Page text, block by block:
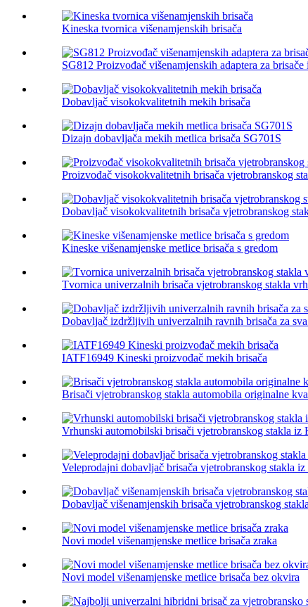
Kineska tvornica višenamjenskih brisača
SG812 Proizvođač višenamjenskih adaptera za
Dobavljač visokokvalitetnih mekih brisača
Dizajn dobavljača mekih metlica brisača SG701S
Proizvođač visokokvalitetnih brisača vjetrobranskog
Dobavljač visokokvalitetnih brisača vjetrobranskog
Kineske višenamjenske metlice brisača s gredom
Tvornica univerzalnih brisača vjetrobranskog stakla
Dobavljač izdržljivih univerzalnih ravnih brisača za
IATF16949 Kineski proizvođač mekih brisača
Brisači vjetrobranskog stakla automobila originalne
Vrhunski automobilski brisači vjetrobranskog stakla iz
Veleprodajni dobavljač brisača vjetrobranskog stakla
Dobavljač višenamjenskih brisača vjetrobranskog stakla
Novi model višenamjenske metlice brisača zraka
Novi model višenamjenske metlice brisača bez okvira